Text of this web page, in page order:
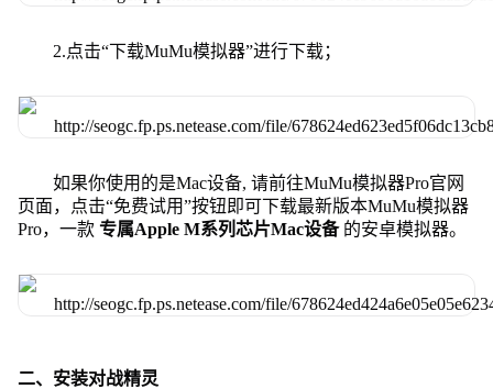
2.点击“下载MuMu模拟器”进行下载；
如果你使用的是Mac设备, 请前往MuMu模拟器Pro官网
页面，点击“免费试用”按钮即可下载最新版本MuMu模拟器
Pro，一款 专属Apple M系列芯片Mac设备 的安卓模拟器。
二、安装对战精灵